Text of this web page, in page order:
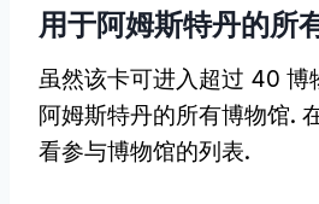
用于阿姆斯特丹的所
虽然该卡可进入超过 40 博
阿姆斯特丹的所有博物馆.
看参与博物馆的列表.